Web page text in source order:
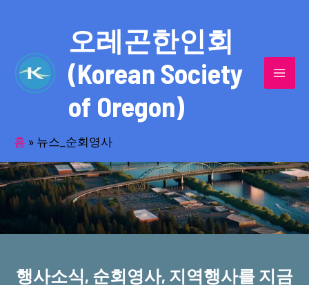
오레곤한인회
(Korean Society
of Oregon)
홈 » 뉴스_순회영사
반세기의 세월을 품고 동포사회를 섬겨온
오레곤한인회!
행사소식, 순회영사, 지역행사를 지금